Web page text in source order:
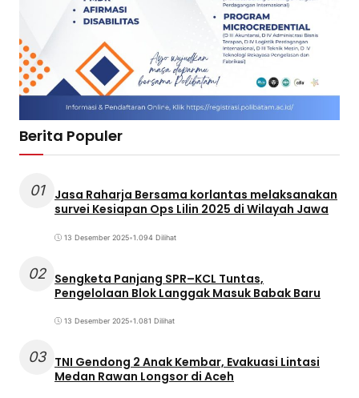
Berita Populer
01
Jasa Raharja Bersama korlantas melaksanakan
survei Kesiapan Ops Lilin 2025 di Wilayah Jawa
13 Desember 2025•1.094 Dilihat
02 Sengketa Panjang SPR–KCL Tuntas,
Pengelolaan Blok Langgak Masuk Babak Baru
13 Desember 2025•1.081 Dilihat
03 TNI Gendong 2 Anak Kembar, Evakuasi Lintasi
Medan Rawan Longsor di Aceh